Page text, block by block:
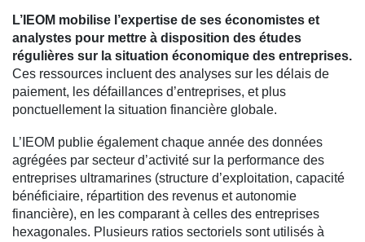
L’IEOM mobilise l’expertise de ses économistes et
analystes pour mettre à disposition des études
régulières sur la situation économique des entreprises.
Ces ressources incluent des analyses sur les délais de
paiement, les défaillances d’entreprises, et plus
ponctuellement la situation financière globale.
L’IEOM publie également chaque année des données
agrégées par secteur d’activité sur la performance des
entreprises ultramarines (structure d’exploitation, capacité
bénéficiaire, répartition des revenus et autonomie
financière), en les comparant à celles des entreprises
hexagonales. Plusieurs ratios sectoriels sont utilisés à